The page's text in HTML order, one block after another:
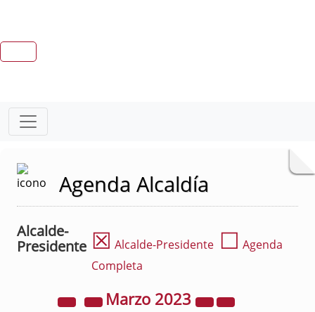
Agenda Alcaldía
Alcalde-
Presidente ☒ Alcalde-Presidente ☐ Agenda
Completa
Marzo 2023